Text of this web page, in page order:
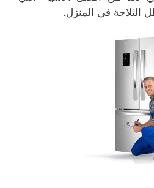
الثلاجة في المنزل.